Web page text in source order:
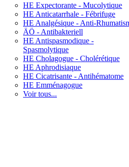
HE Expectorante - Mucolytique
HE Anticatarrhale - Fébrifuge
HE Analgésique - Anti-
ÄÖ - Antibakteriell
HE Antispasmodique -
Spasmolytique
HE Cholagogue - Cholérétique
HE Aphrodisiaque
HE Cicatrisante - Antihématome
HE Emménagogue
Voir tous...